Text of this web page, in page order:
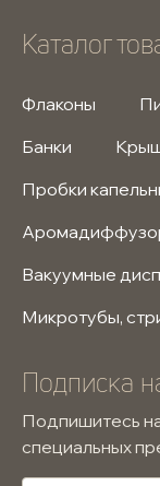
Каталог
Флаконы
Банки
Пробки
Вакуумные
Микротубы,
Подписка
Подпишитесь
специальных